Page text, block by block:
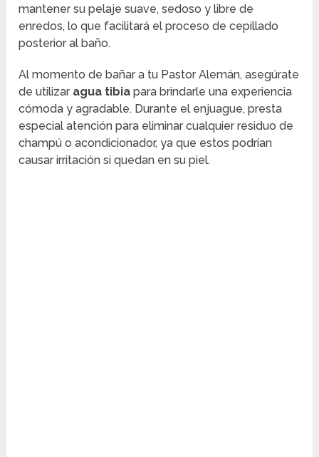
mantener su pelaje suave, sedoso y libre de
enredos, lo que facilitará el proceso de cepillado
posterior al baño.
Al momento de bañar a tu Pastor Alemán, asegúrate
de utilizar agua tibia para brindarle una experiencia
cómoda y agradable. Durante el enjuague, presta
especial atención para eliminar cualquier residuo de
champú o acondicionador, ya que estos podrían
causar irritación si quedan en su piel.